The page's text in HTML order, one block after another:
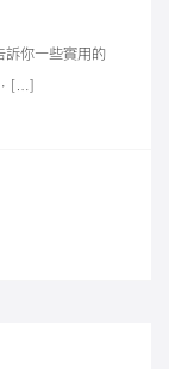
訴你一些實用的
[…]